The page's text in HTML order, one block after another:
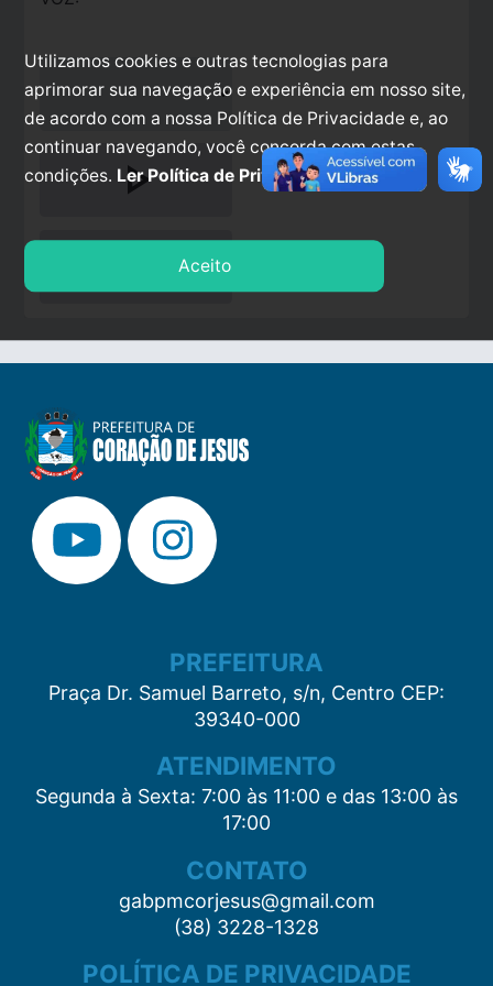
play_arrow
PREFEITURA
Praça Dr. Samuel Barreto, s/n, Centro CEP:
39340-000
ATENDIMENTO
Segunda à Sexta: 7:00 às 11:00 e das 13:00 às
17:00
CONTATO
gabpmcorjesus@gmail.com
(38) 3228-1328
POLÍTICA DE PRIVACIDADE
Utilizamos cookies e outras tecnologias para
aprimorar sua navegação e experiência em nosso site,
de acordo com a nossa Política de Privacidade e, ao
continuar navegando, você concorda com estas
condições. Ler Política de Privacidade.
Aceito